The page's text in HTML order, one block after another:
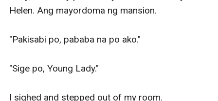
Helen. Ang mayordoma ng mansion.
"Pakisabi po, pababa na po ako."
"Sige po, Young Lady."
I sighed and stepped out of my room.